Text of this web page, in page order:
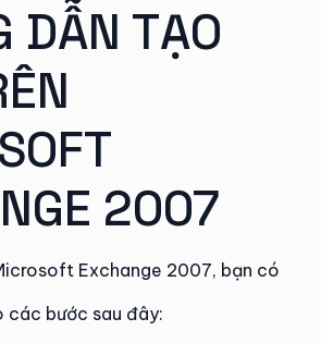
DẪN TẠO
2007
Exchange 2007, bạn có
các bước sau đây: